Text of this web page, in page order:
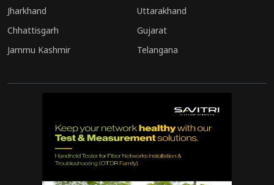
Jharkhand
Uttarakhand
Chhattisgarh
Gujarat
Jammu Kashmir
Telangana